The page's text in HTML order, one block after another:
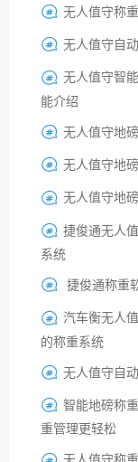
 无人值守称
 无人值守自
 无人值守智
能介绍
 无人值守地
 无人值守地
 无人值守地
 捷俊通无人
系统
 捷俊通称重
 汽车衡无人
的称重系统
 无人值守自
 智能地磅称
重管理更轻松